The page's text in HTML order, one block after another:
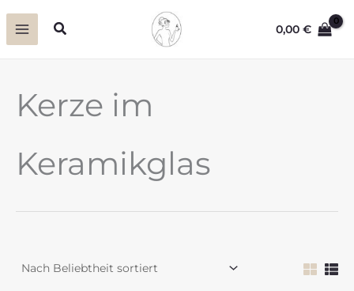
Inhalt
Suchen 0,00€
Kerze im
Keramikglas